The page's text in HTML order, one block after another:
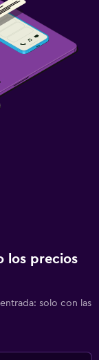
los precios
solo con las